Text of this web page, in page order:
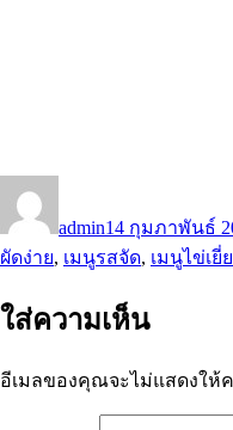
เขียน
adminเมื่อ
14 กุมภาพันธ์
ผัดง่าย, เมนูรสจัด, เมนูไข่เยี่
ใส่ความเห็น
อีเมลของคุณจะไม่แสดงให้